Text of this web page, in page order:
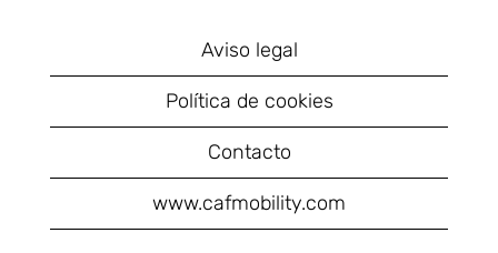
Aviso legal
Política de cookies
Contacto
www.cafmobility.com